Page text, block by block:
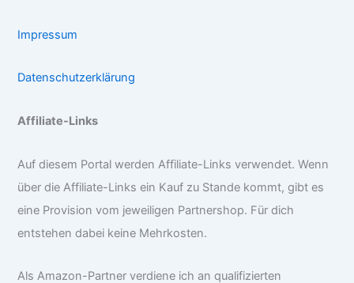
Impressum
Datenschutzerklärung
Affiliate-Links
Auf diesem Portal werden Affiliate-Links verwendet. Wenn
über die Affiliate-Links ein Kauf zu Stande kommt, gibt es
eine Provision vom jeweiligen Partnershop. Für dich
entstehen dabei keine Mehrkosten.
Als Amazon-Partner verdiene ich an qualifizierten